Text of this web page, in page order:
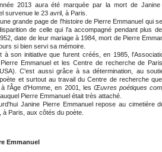
2013 aura été marquée par la mort de Janine
survenue le 23 avril, à Paris.
grande page de l'histoire de Pierre Emmanuel qui
de celle qui l'a accompagné pendant plus
date de leur mariage à 1984, mort de Pierre
si bien servi sa mémoire.
initiative que furent créés, en 1985,
Emmanuel et les Centre de recherche de
C'est aussi grâce à sa détermination, au
et surtout au travail du Centre de recherche
l'Âge d'Homme, en 2001, les Œuvres poétiques
Pierre Emmanuel était très attaché.
Janine Pierre Emmanuel repose au cimetière
à Paris, aux côtés du poète.
Emmanuel